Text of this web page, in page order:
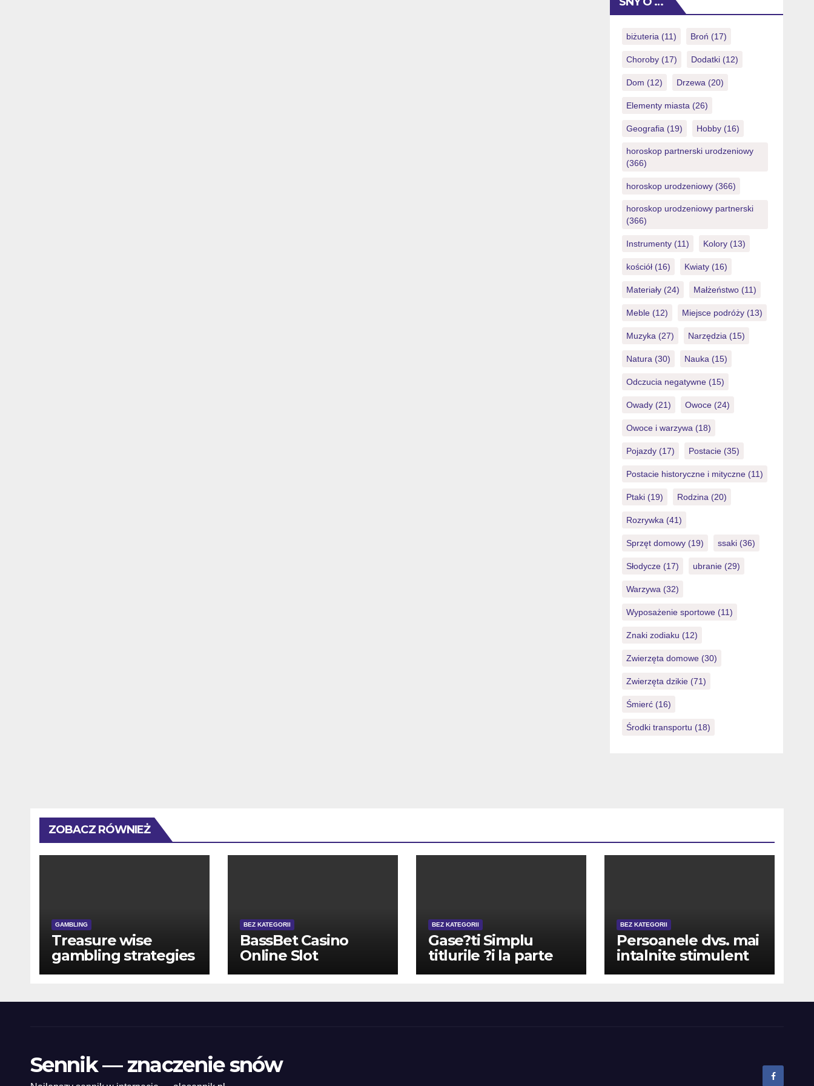
mareasca profitul de pana cu 100
ar fi acolo nu-ti alegi tu numerele, ci
au […]
biżuteria(11) Broń (17)
Choroby(17) Dodatki(12)
Dom (12) Drzewa(20)
Elementy miasta(26)
Geografia(19) Hobby(16)
horoskop partnerski urodzeniowy
(366)
horoskop urodzeniowy(366)
horoskop urodzeniowy partnerski
(366)
Instrumenty(11) Kolory(13)
kościół(16) Kwiaty(16)
Materiały(24) Małżeństwo(11)
Meble(12) Miejsce podróży(13)
Muzyka(27) Narzędzia(15)
Natura(30) Nauka(15)
Odczucia negatywne(15)
Owady(21) Owoce(24)
Owoce i warzywa(18)
Pojazdy(17) Postacie(35)
Postacie historyczne i mityczne(11)
Ptaki(19) Rodzina(20)
Rozrywka(41)
Sprzęt domowy(19) ssaki(36)
Słodycze(17) ubranie(29)
Warzywa(32)
Wyposażenie sportowe(11)
Znaki zodiaku (12)
Zwierzęta domowe(30)
Zwierzęta dzikie(71)
Śmierć(16)
Środki transportu (18)
ZOBACZ RÓWNIEŻ
GAMBLING
Treasure wise
gambling strategies
and manage your
BEZ KATEGORII
BassBet Casino
Online Slot
Machines and
BEZ KATEGORII
Gase?ti Simplu
titlurile ?i la parte
din Virtuale, pe bara
excelent meniului
BEZ KATEGORII
Persoanele dvs. mai
intalnite stimulent
casino este de fapt
depunere ?i cele
Sennik — znaczenie snów